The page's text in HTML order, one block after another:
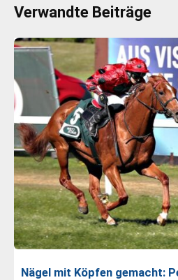
Verwandte Beiträge
Nägel mit Köpfen gemacht: